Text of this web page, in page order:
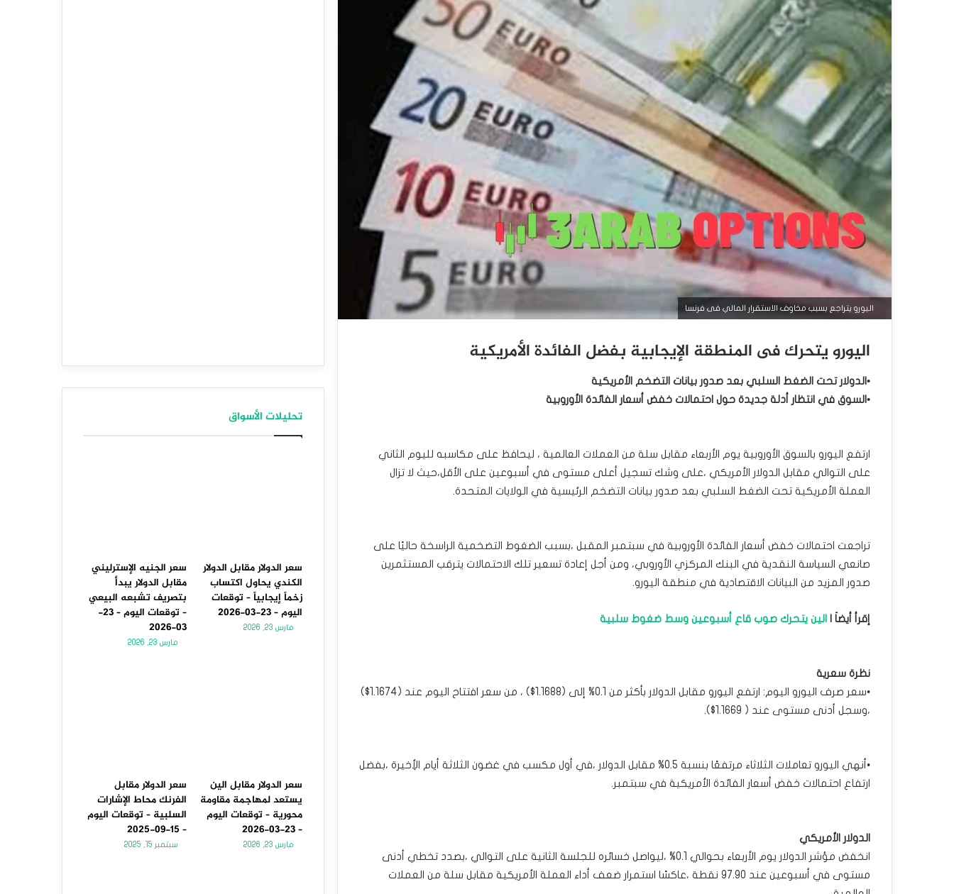
اليورو يتراجع بسبب مخاوف الاستقرار المالي فى فرنسا
اليورو يتحرك فى المنطقة الإيجابية بفضل الفائدة الأمريكية
•الدولار تحت الضغط السلبي بعد صدور بيانات التضخم الأمريكية
•السوق في انتظار أدلة جديدة حول احتمالات خفض أسعار الفائدة الأوروبية
ارتفع اليورو بالسوق الأوروبية يوم الأربعاء مقابل سلة من العملات العالمية ، ليحافظ على مكاسبه لليوم الثاني
على التوالي مقابل الدولار الأمريكي ،على وشك تسجيل أعلى مستوى في أسبوعين على الأقل،حيث لا تزال
العملة الأمريكية تحت الضغط السلبي بعد صدور بيانات التضخم الرئيسية في الولايات المتحدة.
تراجعت احتمالات خفض أسعار الفائدة الأوروبية في سبتمبر المقبل ،بسبب الضغوط التضخمية الراسخة حاليًا على
صانعي السياسة النقدية في البنك المركزي الأوروبي، ومن أجل إعادة تسعير تلك الاحتمالات يترقب المستثمرين
صدور المزيد من البيانات الاقتصادية في منطقة اليورو.
إقرأ أيضاَ | الين يتحرك صوب قاع أسبوعين وسط ضغوط سلبية
نظرة سعرية
•سعر صرف اليورو اليوم: ارتفع اليورو مقابل الدولار بأكثر من 0.1% إلى (1.1688$) ، من سعر افتتاح اليوم عند (1.1674$)
،وسجل أدنى مستوى عند ( 1.1669$).
•أنهي اليورو تعاملات الثلاثاء مرتفعًا بنسبة 0.5% مقابل الدولار ،في أول مكسب في غضون الثلاثة أيام الأِخيرة ،بفضل
ارتفاع احتمالات خفض أسعار الفائدة الأمريكية في سبتمبر.
الدولار الأمريكي
انخفض مؤشر الدولار يوم الأربعاء بحوالي 0.1% ،ليواصل خسائره للجلسة الثانية على التوالي ،بصدد تخطي أدنى
مستوى في أسبوعين عند 97.90 نقطة ،عاكسًا استمرار ضعف أداء العملة الأمريكية مقابل سلة من العملات
تحليلات الأسواق
سعر الدولار مقابل الدولار
الكندي يحاول اكتساب
زخماً إيجابياً – توقعات
اليوم – 23-03-2026
مارس 23, 2026
سعر الجنيه الإسترليني
مقابل الدولار يبدأ
بتصريف تشبعه البيعي
– توقعات اليوم – 23-
03-2026
مارس 23, 2026
سعر الدولار مقابل الين
يستعد لمهاجمة مقاومة
محورية – توقعات اليوم
– 23-03-2026
مارس 23, 2026
سعر الدولار مقابل
الفرنك محاط الإشارات
السلبية – توقعات اليوم
– 15-09-2025
سبتمبر 15, 2025